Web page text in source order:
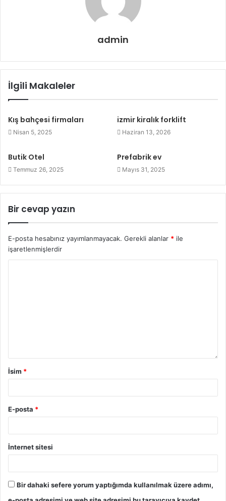
admin
İlgili Makaleler
Kış bahçesi firmaları
Nisan 5, 2025
izmir kiralık forklift
Haziran 13, 2026
Butik Otel
Temmuz 26, 2025
Prefabrik ev
Mayıs 31, 2025
Bir cevap yazın
E-posta hesabınız yayımlanmayacak. Gerekli alanlar * ile
işaretlenmişlerdir
İsim *
E-posta *
İnternet sitesi
Bir dahaki sefere yorum yaptığımda kullanılmak üzere adımı,